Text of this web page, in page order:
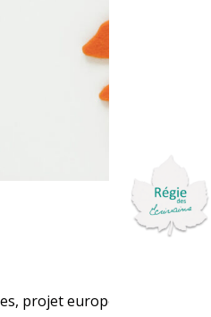
projet européen financé